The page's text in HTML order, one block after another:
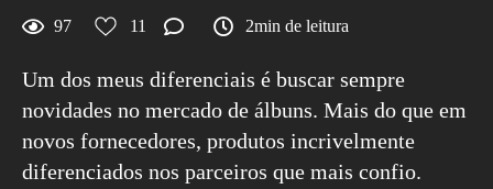
97 11 2min de leitura
Um dos meus diferenciais é buscar sempre
novidades no mercado de álbuns. Mais do que em
novos fornecedores, produtos incrivelmente
diferenciados nos parceiros que mais confio.